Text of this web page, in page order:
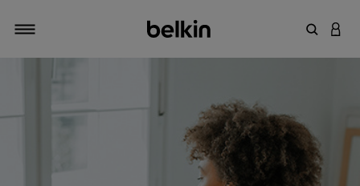
탐색 설정/해제
키워드